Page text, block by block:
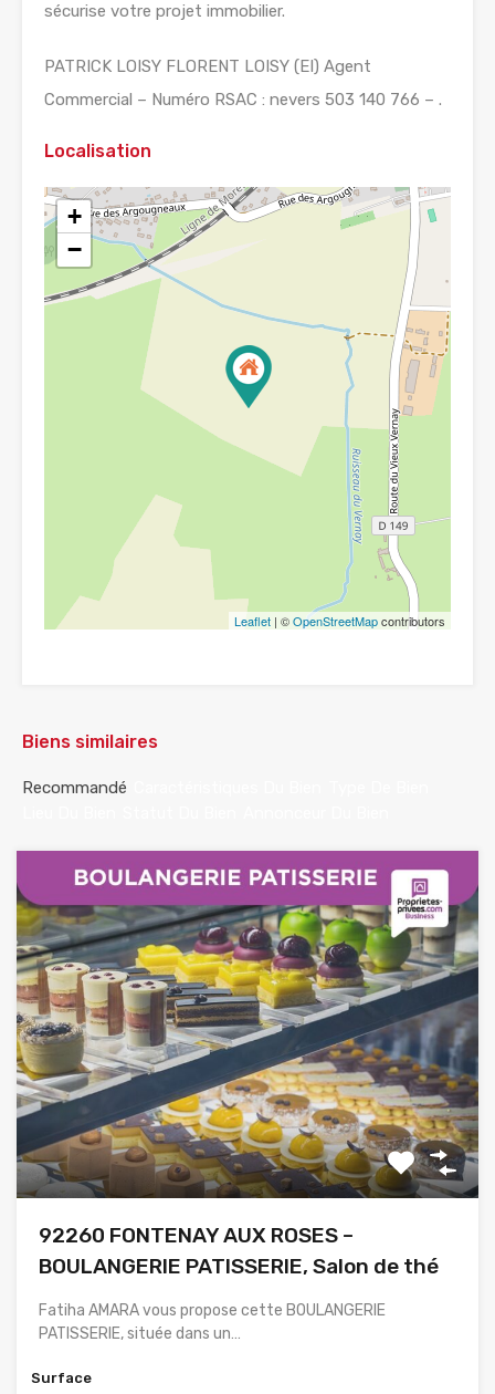
sécurise votre projet immobilier.
PATRICK LOISY FLORENT LOISY (EI) Agent
Commercial – Numéro RSAC : nevers 503 140 766 – .
Localisation
+
−
Leaflet | ©OpenStreetMapcontributors
Biens similaires
Recommandé
92260 FONTENAY AUX ROSES –
BOULANGERIE PATISSERIE, Salon de thé
Fatiha AMARA vous propose cette BOULANGERIE
PATISSERIE, située dans un…
Surface